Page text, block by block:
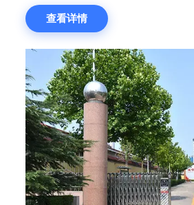
国家海关AEO认证企业证书。公司主营
基喹啉、粗甲基喹啉、吡啶、2-甲基
8-羟基喹啉铜、5-氯-8-羟基喹啉
1,2,3,4-四氢喹啉、5,6,7,8-四氢喹啉
品，产品远销日本、欧洲、美国、印度
深受国外客户好评。“诚信精益、永不懈
各界朋友共同发展，竭诚为新老客户提
务。
查看详情